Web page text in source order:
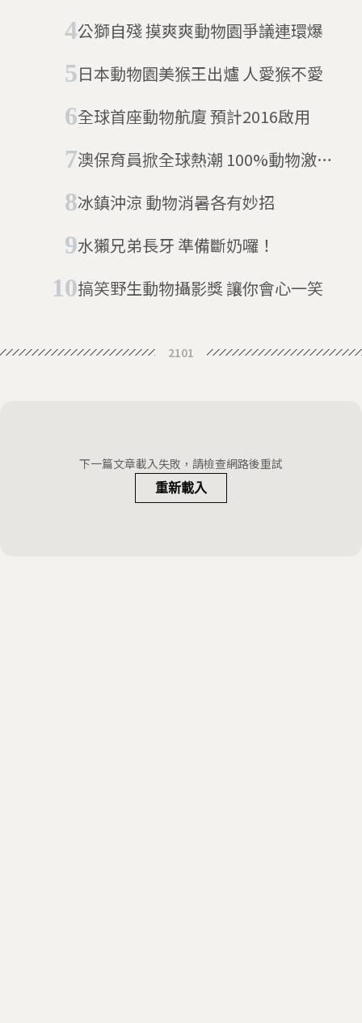
公獅自殘 摸爽爽動物園爭議連環爆
日本動物園美猴王出爐 人愛猴不愛
全球首座動物航廈 預計2016啟用
澳保育員掀全球熱潮 100%動物激似
冰鎮沖涼 動物消暑各有妙招
水獺兄弟長牙 準備斷奶囉！
搞笑野生動物攝影獎 讓你會心一笑
2101
下一篇文章載入失敗，請檢查網路後重試
重新載入